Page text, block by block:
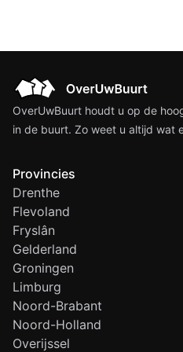
OverUwBuurt houdt u op de
in de buurt. Zo weet u altijd wat
Provincies
Drenthe
Flevoland
Fryslân
Gelderland
Groningen
Limburg
Noord-Brabant
Noord-Holland
Overijssel